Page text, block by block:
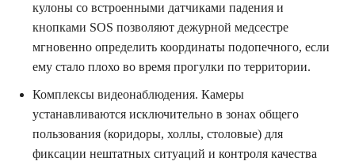
кулоны со встроенными датчиками падения и
кнопками SOS позволяют дежурной медсестре
мгновенно определить координаты подопечного, если
ему стало плохо во время прогулки по территории.
Комплексы видеонаблюдения. Камеры
устанавливаются исключительно в зонах общего
пользования (коридоры, холлы, столовые) для
фиксации нештатных ситуаций и контроля качества